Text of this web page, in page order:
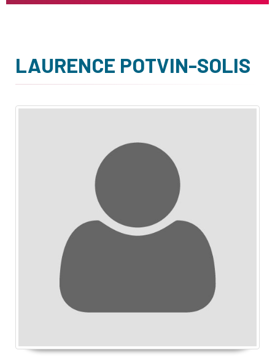
LAURENCE POTVIN-SOLIS